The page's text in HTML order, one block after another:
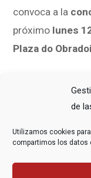
de
Utilizamos cookies
compartimos los datos
convoca a la
próximo lunes
Plaza do
Ramón
tanto en nuestro
Declaración del